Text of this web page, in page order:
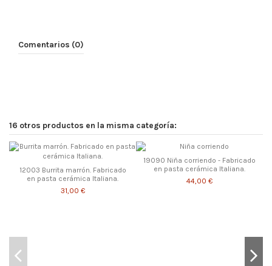
Comentarios (0)
16 otros productos en la misma categoría:
12003 Burrita marrón. Fabricado
en pasta cerámica Italiana.
31,00 €
19090 Niña corriendo - Fabricado
en pasta cerámica Italiana.
44,00 €